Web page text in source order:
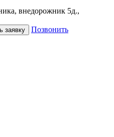
внедорожник 5д.,
заявку
Позвонить